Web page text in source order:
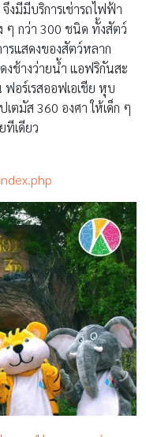
มีมีบริการเช่ารถไฟฟ้า
ๆ กว่า 300 ชนิด ทั้งสัตว์
รแสดงของสัตว์หลาก
งช้างว่ายน้ำ แอฟริกันสะ
อร์เรสออฟเอเชีย หุบ
ตมัส 360 องศา ให้เด็ก ๆ
เดียว